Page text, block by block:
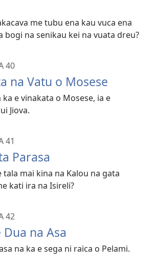
me tubu ena kau vuca ena
bogi na senikau kei na vuata dreu?
40
na Vatu o Mosese
ka e vinakata o Mosese, ia e
Jiova.
41
Parasa
tala mai kina na Kalou na gata
kati ira na Isireli?
42
Dua na Asa
na ka e sega ni raica o Pelami.